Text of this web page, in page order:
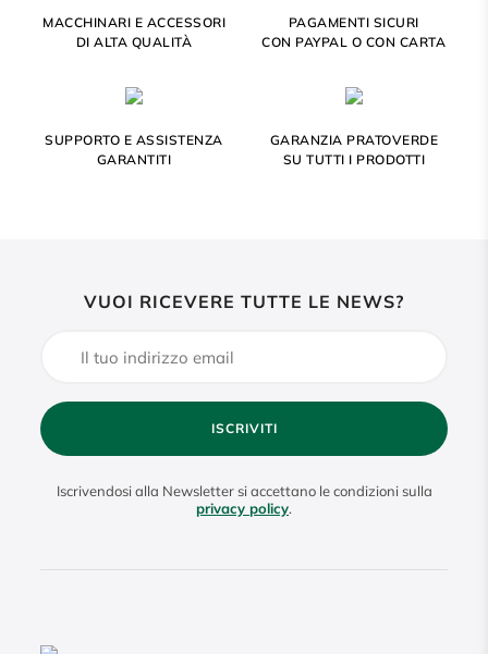
MACCHINARI E ACCESSORI
DI ALTA QUALITÀ
PAGAMENTI SICURI
CON PAYPAL O CON CARTA
SUPPORTO E ASSISTENZA
GARANTITI
GARANZIA PRATOVERDE
SU TUTTI I PRODOTTI
VUOI RICEVERE TUTTE LE NEWS?
ISCRIVITI
Iscrivendosi alla Newsletter si accettano le condizioni sulla
privacy policy.